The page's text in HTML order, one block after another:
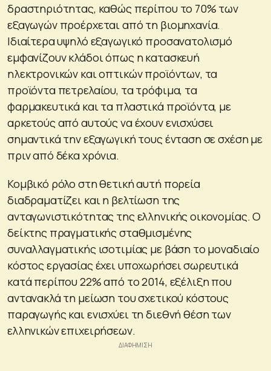
δραστηριότητας, καθώς περίπου το 70% των
εξαγωγών προέρχεται από τη βιομηχανία.
Ιδιαίτερα υψηλό εξαγωγικό προσανατολισμό
εμφανίζουν κλάδοι όπως η κατασκευή
ηλεκτρονικών και οπτικών προϊόντων, τα
προϊόντα πετρελαίου, τα τρόφιμα, τα
φαρμακευτικά και τα πλαστικά προϊόντα, με
αρκετούς από αυτούς να έχουν ενισχύσει
σημαντικά την εξαγωγική τους ένταση σε σχέση με
πριν από δέκα χρόνια.
Κομβικό ρόλο στη θετική αυτή πορεία
διαδραματίζει και η βελτίωση της
ανταγωνιστικότητας της ελληνικής οικονομίας. Ο
δείκτης πραγματικής σταθμισμένης
συναλλαγματικής ισοτιμίας με βάση το μοναδιαίο
κόστος εργασίας έχει υποχωρήσει σωρευτικά
κατά περίπου 22% από το 2014, εξέλιξη που
αντανακλά τη μείωση του σχετικού κόστους
παραγωγής και ενισχύει τη διεθνή θέση των
ελληνικών επιχειρήσεων.